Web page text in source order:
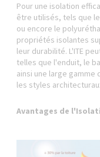
Pour une isolation
être utilisés, tels que
ou encore le
propriétés isolantes
leur durabilité. L'ITE
telles que l'enduit, le
ainsi une large
les styles
Avantages de